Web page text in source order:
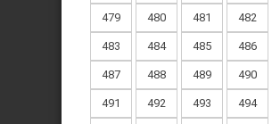
479 480 481 482
483 484 485 486
487 488 489 490
491 492 493 494